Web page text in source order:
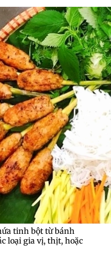
tinh bột từ bánh
loại gia vị, thịt, hoặc